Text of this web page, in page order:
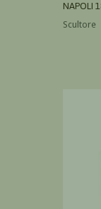
NAPOLI
Scultore